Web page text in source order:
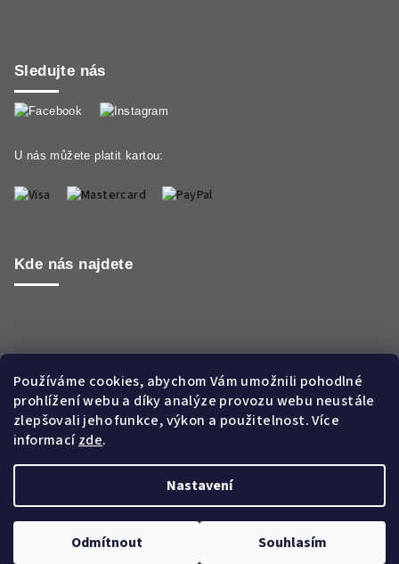
Používáme cookies, abychom Vám umožnili pohodlné
prohlížení webu a díky analýze provozu webu neustále
zlepšovali jeho funkce, výkon a použitelnost. Více
informacízde.
Nastavení
Odmítnout Souhlasím
Sledujte nás
U nás můžete platit kartou:
Kde nás najdete
vyhrazena.